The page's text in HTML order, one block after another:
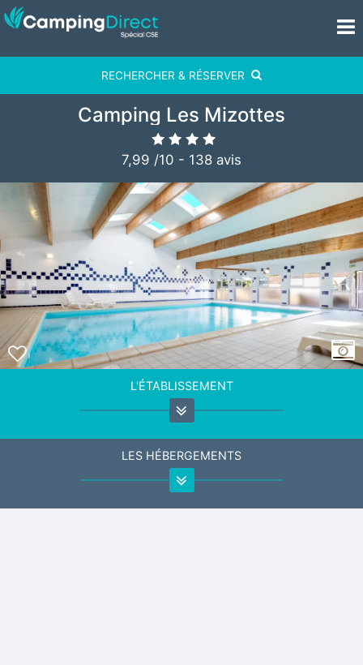
RECHERCHER & RÉSERVER
Camping Les Mizottes
7,99 /10 - 138 avis
L'ÉTABLISSEMENT
LES HÉBERGEMENTS